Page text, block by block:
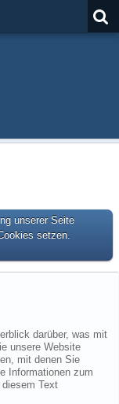
unserer Seite
setzen.
darüber, was mit
unsere Website
mit denen Sie
Informationen zum
Text